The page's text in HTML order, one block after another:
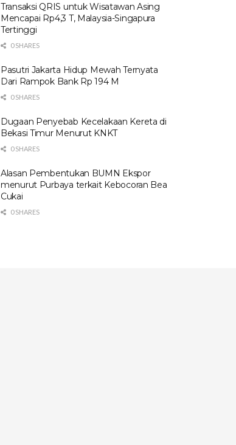
Transaksi QRIS untuk Wisatawan Asing
Mencapai Rp4,3 T, Malaysia-Singapura
Tertinggi
0 SHARES
Pasutri Jakarta Hidup Mewah Ternyata
Dari Rampok Bank Rp 194 M
0 SHARES
Dugaan Penyebab Kecelakaan Kereta di
Bekasi Timur Menurut KNKT
0 SHARES
Alasan Pembentukan BUMN Ekspor
menurut Purbaya terkait Kebocoran Bea
Cukai
0 SHARES